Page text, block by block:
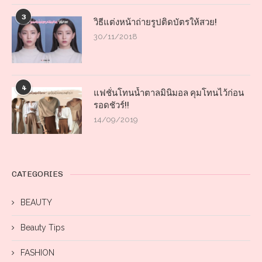
3 วิธีแต่งหน้าถ่ายรูปติดบัตรให้สวย!
30/11/2018
4
แฟชั่นโทนน้ำตาลมินิมอล คุมโทนไว้ก่อน
รอดชัวร์!!
14/09/2019
CATEGORIES
BEAUTY
Beauty Tips
FASHION